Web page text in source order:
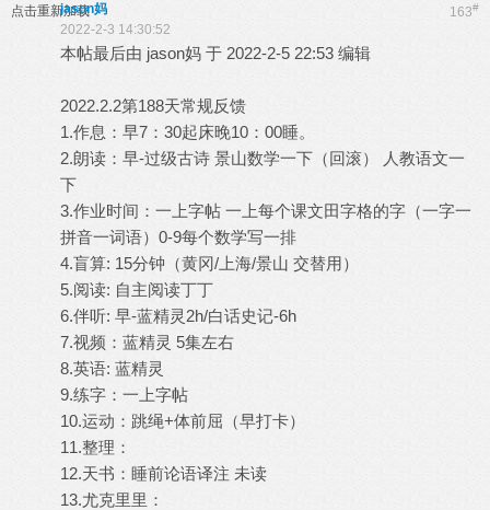
点击重新加载 163#
jason妈
2022-2-3 14:30:52
本帖最后由 jason妈 于 2022-2-5 22:53 编辑
2022.2.2第188天常规反馈
1.作息：早7：30起床晚10：00睡。
2.朗读：早-过级古诗 景山数学一下（回滚） 人教语文一
下
3.作业时间：一上字帖 一上每个课文田字格的字（一字一
拼音一词语）0-9每个数学写一排
4.盲算: 15分钟（黄冈/上海/景山 交替用）
5.阅读: 自主阅读丁丁
6.伴听: 早-蓝精灵2h/白话史记-6h
7.视频：蓝精灵 5集左右
8.英语: 蓝精灵
9.练字：一上字帖
10.运动：跳绳+体前屈（早打卡）
11.整理：
12.天书：睡前论语译注 未读
13.尤克里里：